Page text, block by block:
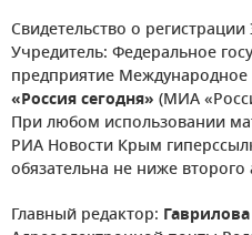
Свидетельство о
Учредитель: Федеральное
предприятие
«Россия сегодня» (МИА
При любом использовании
РИА Новости Крым
обязательна не ниже второго
Главный редактор: